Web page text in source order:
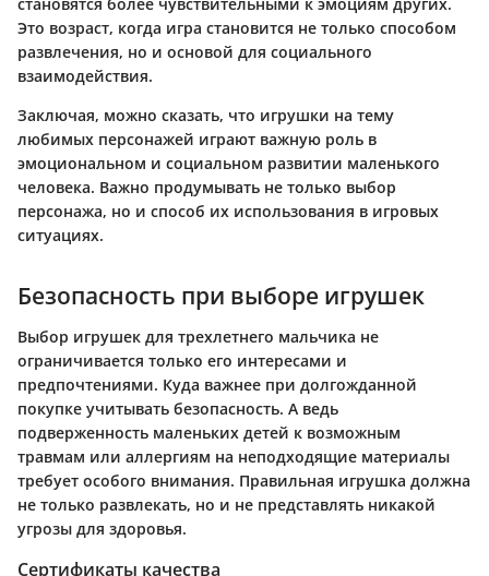
Это возраст, когда игра становится не только способом
развлечения, но и основой для социального
взаимодействия.
Заключая, можно сказать, что игрушки на тему
любимых персонажей играют важную роль в
эмоциональном и социальном развитии маленького
человека. Важно продумывать не только выбор
персонажа, но и способ их использования в игровых
ситуациях.
Безопасность при выборе игрушек
Выбор игрушек для трехлетнего мальчика не
ограничивается только его интересами и
предпочтениями. Куда важнее при долгожданной
покупке учитывать безопасность. А ведь
подверженность маленьких детей к возможным
травмам или аллергиям на неподходящие материалы
требует особого внимания. Правильная игрушка должна
не только развлекать, но и не представлять никакой
угрозы для здоровья.
Сертификаты качества